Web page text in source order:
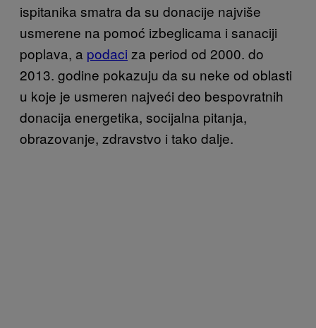
ispitanika smatra da su donacije najviše
usmerene na pomoć izbeglicama i sanaciji
poplava, a podaci za period od 2000. do
2013. godine pokazuju da su neke od oblasti
u koje je usmeren najveći deo bespovratnih
donacija energetika, socijalna pitanja,
obrazovanje, zdravstvo i tako dalje.